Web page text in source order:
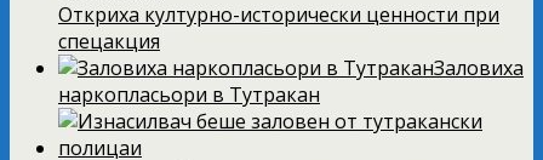
Откриха културно-исторически ценности при
спецакция
Заловиха
наркопласьори в Тутракан